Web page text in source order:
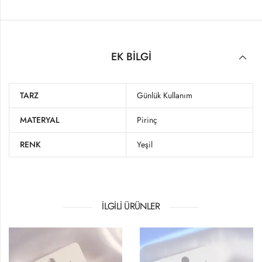
EK BILGI
TARZ Günlük Kullanım
MATERYAL Pirinç
RENK Yeşil
İLGILI ÜRÜNLER